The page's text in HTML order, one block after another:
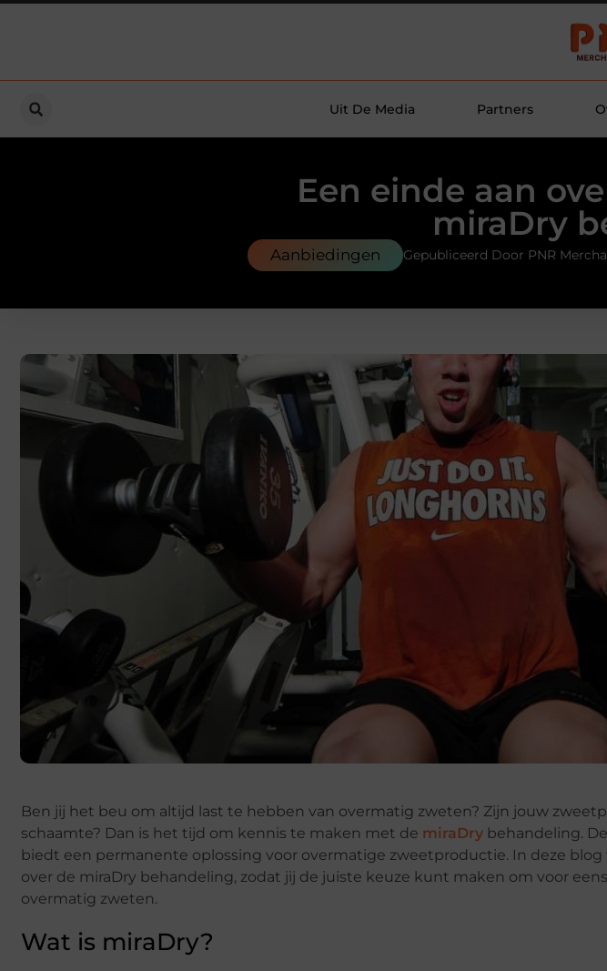
Uit De Media Partners
Een einde aan
miraDry
Aanbiedingen Gepubliceerd Door PNR
Ben jij het beu om altijd last te hebben van overmatig zweten? Zijn jouw
schaamte? Dan is het tijd om kennis te maken met de miraDry behandeling.
biedt een permanente oplossing voor overmatige zweetproductie. In deze
over de miraDry behandeling, zodat jij de juiste keuze kunt maken om voor
overmatig zweten.
Wat is miraDry?